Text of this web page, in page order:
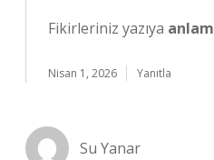
Fikirleriniz yazıya anlam
Nisan 1, 2026 Yanıtla
Su Yanar